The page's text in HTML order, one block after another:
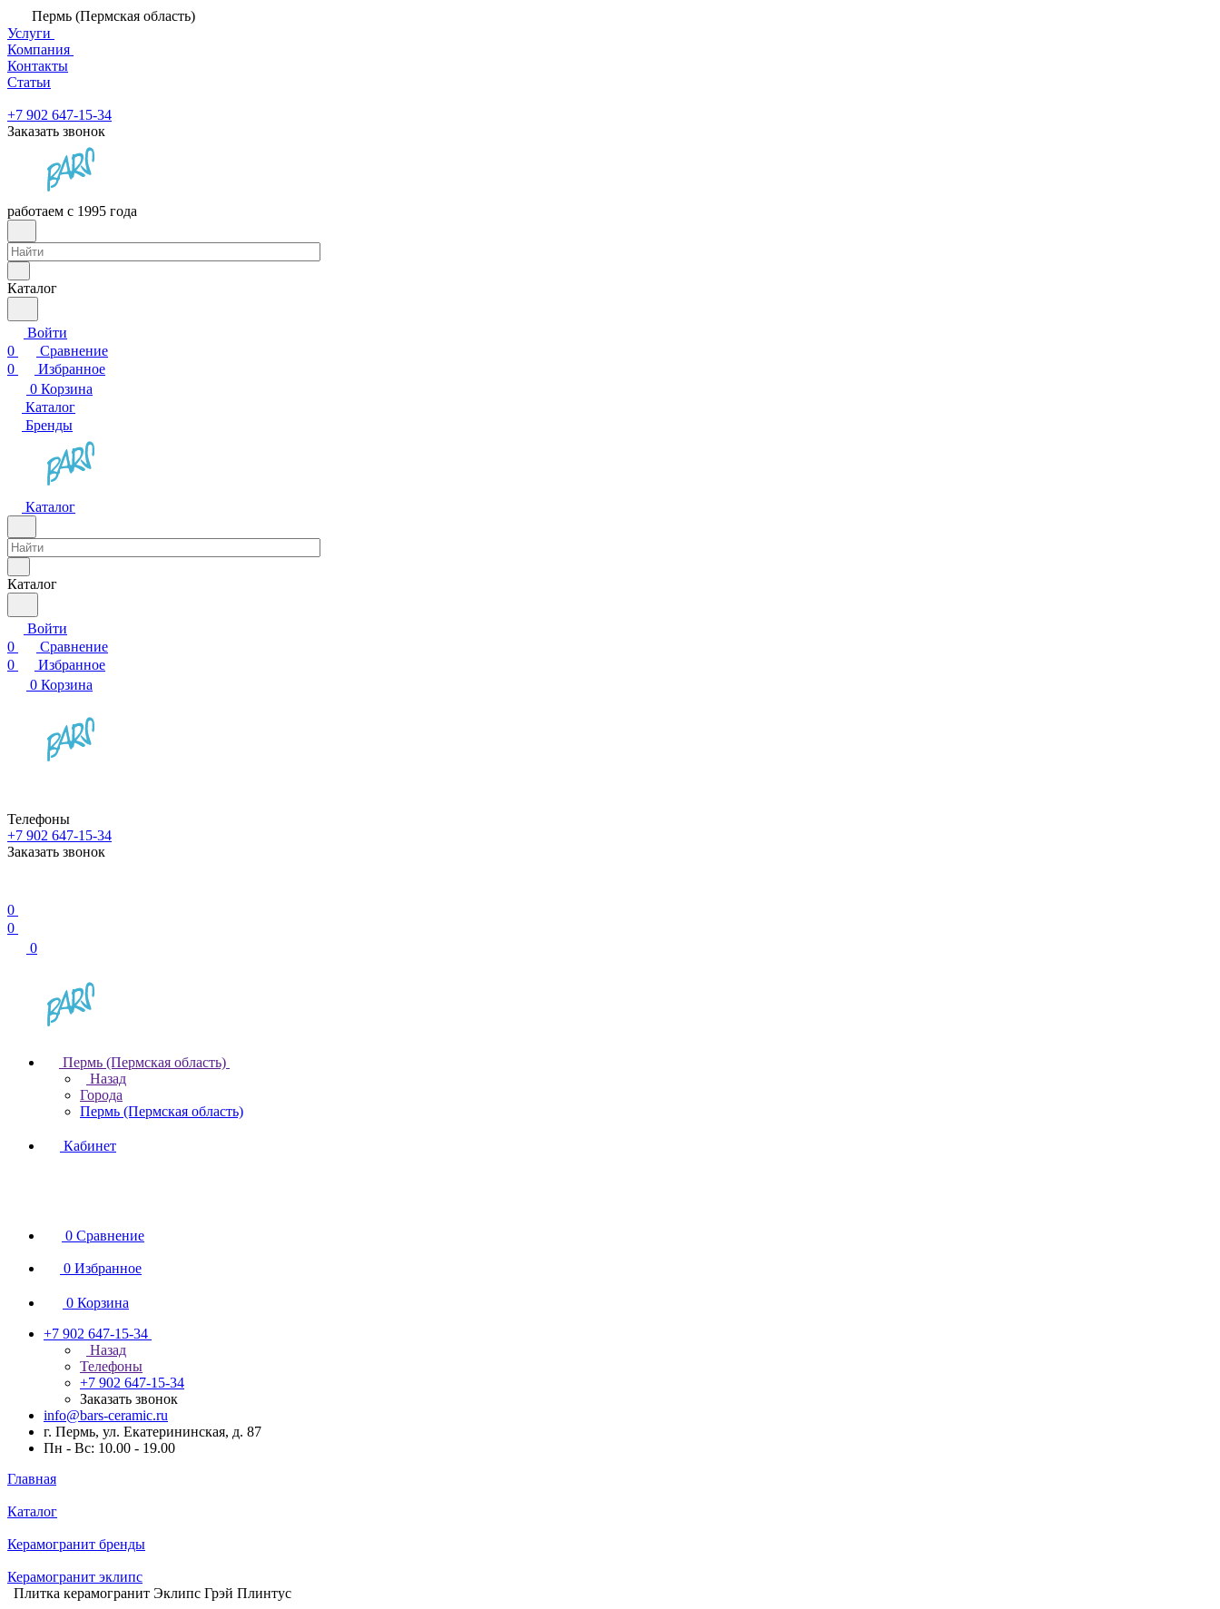
Пермь (Пермская область)
Услуги
Компания
Контакты
Статьи
+7 902 647-15-34
Заказать звонок
работаем с 1995 года
Каталог
Войти
0
Сравнение
0
Избранное
0 Корзина
Каталог
Бренды
Каталог
Каталог
Войти
0
Сравнение
0
Избранное
0 Корзина
Телефоны
+7 902 647-15-34
Заказать звонок
0
0
0
Пермь (Пермская область)
Назад
Города
Пермь (Пермская область)
Кабинет
0 Сравнение
0 Избранное
0 Корзина
+7 902 647-15-34
Назад
Телефоны
+7 902 647-15-34
Заказать звонок
info@bars-ceramic.ru
г. Пермь, ул. Екатерининская, д. 87
Пн - Вс: 10.00 - 19.00
Главная
Каталог
Керамогранит бренды
Керамогранит эклипс
Плитка керамогранит Эклипс Грэй Плинтус